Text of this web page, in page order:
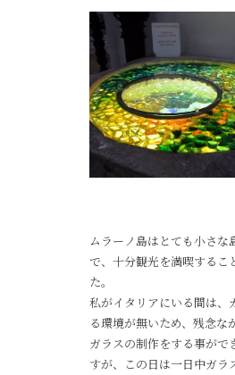
ムラーノ島はとても小さな
で、十分観光を満喫するこ
た。
私がイタリアにいる間は、
る環境が無いため、残念な
ガラスの制作をする事がで
すが、この日は一日中ガラ